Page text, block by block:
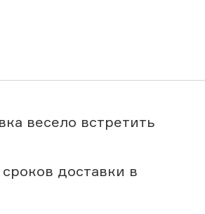
весело встретить
доставки в